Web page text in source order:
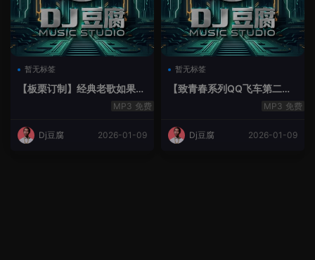
暂无标签
【板栗订制】经典老歌如果最
后不是你House Lak串烧弹免费
Dj豆腐 2026-01-09
暂无标签
【致青春系列QQ飞车第二季
免费
Dj豆腐 2026-01-09